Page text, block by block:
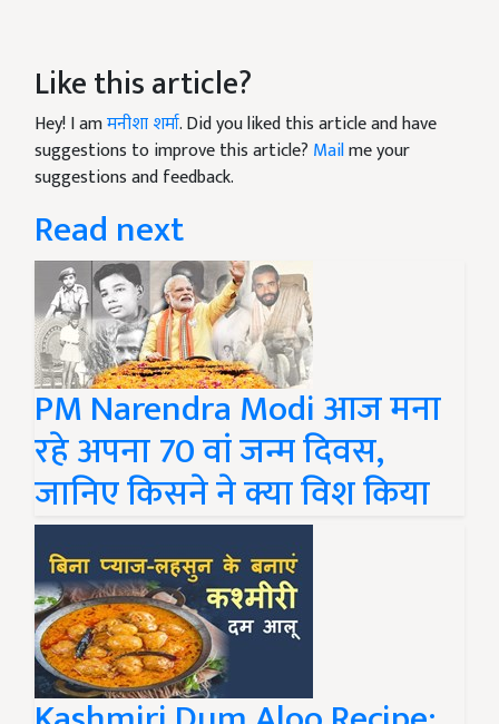
Like this article?
Hey! I amमनीशा शर्मा. Did you liked this article and have
suggestions to improve this article? Mailme your
suggestions and feedback.
Read next
PM Narendra Modi आज मना
रहे अपना 70 वां जन्म दिवस,
जानिए किसने ने क्या विश किया